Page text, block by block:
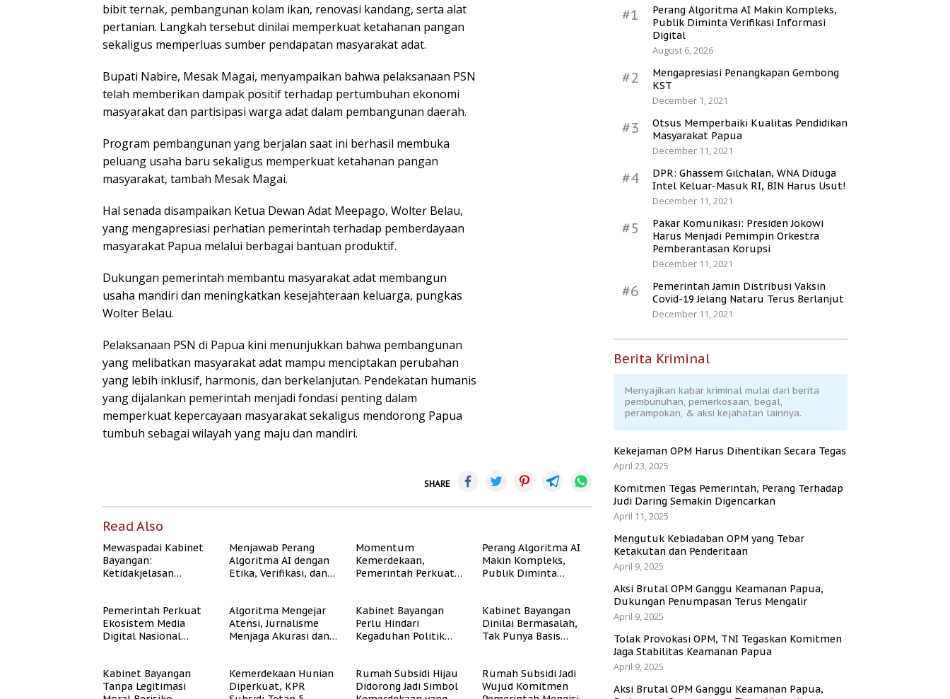
bibit ternak, pembangunan kolam ikan, renovasi kandang, serta alat
pertanian. Langkah tersebut dinilai memperkuat ketahanan pangan
sekaligus memperluas sumber pendapatan masyarakat adat.
Bupati Nabire, Mesak Magai, menyampaikan bahwa pelaksanaan PSN
telah memberikan dampak positif terhadap pertumbuhan ekonomi
masyarakat dan partisipasi warga adat dalam pembangunan daerah.
Program pembangunan yang berjalan saat ini berhasil membuka
peluang usaha baru sekaligus memperkuat ketahanan pangan
masyarakat, tambah Mesak Magai.
Hal senada disampaikan Ketua Dewan Adat Meepago, Wolter Belau,
yang mengapresiasi perhatian pemerintah terhadap pemberdayaan
masyarakat Papua melalui berbagai bantuan produktif.
Dukungan pemerintah membantu masyarakat adat membangun
usaha mandiri dan meningkatkan kesejahteraan keluarga, pungkas
Wolter Belau.
Pelaksanaan PSN di Papua kini menunjukkan bahwa pembangunan
yang melibatkan masyarakat adat mampu menciptakan perubahan
yang lebih inklusif, harmonis, dan berkelanjutan. Pendekatan humanis
yang dijalankan pemerintah menjadi fondasi penting dalam
memperkuat kepercayaan masyarakat sekaligus mendorong Papua
tumbuh sebagai wilayah yang maju dan mandiri.
SHARE
Read Also
Mewaspadai Kabinet
Bayangan:
Ketidakjelasan
Menjawab Perang
Algoritma AI dengan
Etika, Verifikasi, dan
Momentum
Kemerdekaan,
Pemerintah Perkuat
Masyarakat
Berpenghasilan
Rendah
Perang Algoritma AI
Makin Kompleks,
Publik Diminta
Pemerintah Perkuat
Ekosistem Media
Digital Nasional
Algoritma Mengejar
Atensi, Jurnalisme
Menjaga Akurasi dan
Kabinet Bayangan
Perlu Hindari
Kegaduhan Politik
Kabinet Bayangan
Dinilai Bermasalah,
Tak Punya Basis
Kabinet Bayangan
Tanpa Legitimasi
Kemerdekaan Hunian
Diperkuat, KPR
Rumah Subsidi Hijau
Didorong Jadi Simbol
Rumah Subsidi Jadi
Wujud Komitmen
#1
Perang Algoritma AI Makin Kompleks,
Publik Diminta Verifikasi Informasi
Digital
August 6, 2026
#2
Mengapresiasi Penangkapan Gembong
KST
December 1, 2021
#3
Otsus Memperbaiki Kualitas Pendidikan
Masyarakat Papua
December 11, 2021
#4
DPR: Ghassem Gilchalan, WNA Diduga
Intel Keluar-Masuk RI, BIN Harus Usut!
December 11, 2021
#5
Pakar Komunikasi: Presiden Jokowi
Harus Menjadi Pemimpin Orkestra
Pemberantasan Korupsi
December 11, 2021
#6
Pemerintah Jamin Distribusi Vaksin
Covid-19 Jelang Nataru Terus Berlanjut
December 11, 2021
Berita Kriminal
Menyajikan kabar kriminal mulai dari berita
pembunuhan, pemerkosaan, begal,
perampokan, & aksi kejahatan lainnya.
Kekejaman OPM Harus Dihentikan Secara Tegas
April 23, 2025
Komitmen Tegas Pemerintah, Perang Terhadap
Judi Daring Semakin Digencarkan
April 11, 2025
Mengutuk Kebiadaban OPM yang Tebar
Ketakutan dan Penderitaan
April 9, 2025
Aksi Brutal OPM Ganggu Keamanan Papua,
Dukungan Penumpasan Terus Mengalir
April 9, 2025
Tolak Provokasi OPM, TNI Tegaskan Komitmen
Jaga Stabilitas Keamanan Papua
April 9, 2025
Aksi Brutal OPM Ganggu Keamanan Papua,